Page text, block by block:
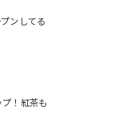
ンしてる
！紅茶も